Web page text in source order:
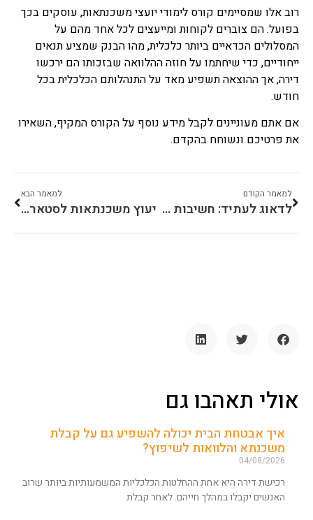
כלל שאין בידנו את כל הסכום
בעבור הנכס הרצוי, לעתים
בעוד אנו גרים בדירה שנרכשה
ויש עליה הלוואה אנו
מעוניינים לבצע שיפור בתנאי
המשכנתא מהסיבות של שינויי
תנאים בכלכלה והריביות או
בשם מחזור משכנתא ומטרתו
ריבית משכנתא
כאשר אנו עומדים לרכוש נכס
נדל"ן ולקבל משכנתא כנגדו
רצוי מאוד לערוך השוואה בין
נותני המשכנתאות אם זה
רוב אלו שמסיימים קורס לימודי יועצי משכנתאות, עוסקים בכך
בפועל. הם צוברים לקוחות ומייעצים לכל אחד מהם על
המסלולים הכדאיים ביותר כלכלית, מהו הבנק שמציע תנאים
ייחודיים, כדי שיחתמו על חוזה ההלוואה שבזכותו הם ירכשו
דירה, אך ההוצאה תשפיע מאד על התנהלותם הכלכלית בכל
חודש.
אם אתם מעוניינים לקבל מידע נוסף על הקורס המקיף, השאירו
את פרטיכם ונשוחח בהקדם.
למאמר הקודם
לדאוג לעתיד: חשיבות תוכנית חסכון לילדים
למאמר הבא
יעוץ משכנתאות לסטארט אפ בתחום הנדל"ן
אולי תאהבו גם
איך אבטחת הבית יכולה להשפיע גם על קבלת
משכנתא והלוואות לשיפוץ?
04/08/2026
רכישת דירה היא אחת ההחלטות הכלכליות המשמעותיות ביותר שרוב
האנשים יקבלו במהלך חייהם. לאחר קבלת